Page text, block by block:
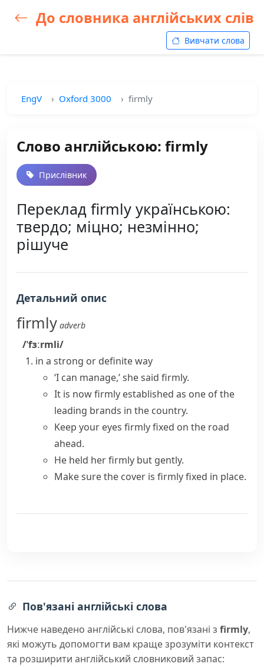
До словника англійських слів
Вивчати слова
EngV Oxford 3000 firmly
Слово англійською: firmly
Прислівник
Переклад firmly українською:
твердо; міцно; незмінно;
рішуче
Детальний опис
firmly adverb
/ˈfɜːrmli/
in a strong or definite way
‘I can manage,’ she said firmly.
It is now firmly established as one of the
leading brands in the country.
Keep your eyes firmly fixed on the road
ahead.
He held her firmly but gently.
Make sure the cover is firmly fixed in place.
Пов'язані англійські слова
Нижче наведено англійські слова, пов'язані з firmly,
які можуть допомогти вам краще зрозуміти контекст
та розширити англійський словниковий запас: